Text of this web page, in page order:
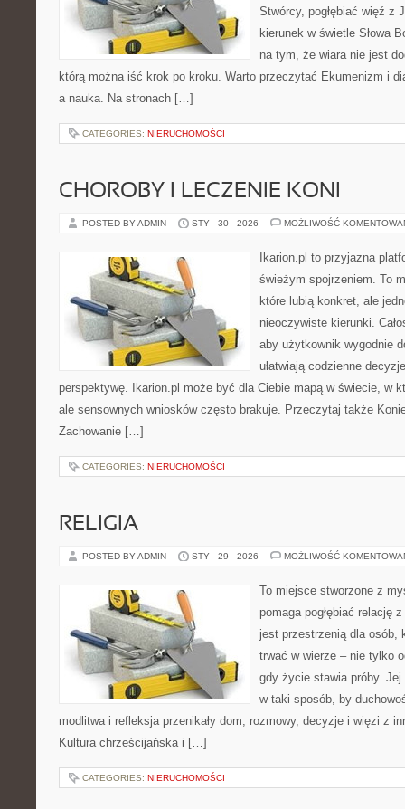
Stwórcy, pogłębiać więź z
kierunek w świetle Słowa
na tym, że wiara nie jest
którą można iść krok po kroku. Warto przeczytać Ekumenizm i
a nauka. Na stronach […]
CATEGORIES: NIERUCHOMOŚCI
CHOROBY I LECZENIE KONI
POSTED BY ADMIN STY - 30 - 2026 MOŻLIWOŚĆ
Ikarion.pl to przyjazna
świeżym spojrzeniem. To
które lubią konkret, ale
nieoczywiste kierunki.
aby użytkownik wygodnie
ułatwiają codzienne
perspektywę. Ikarion.pl może być dla Ciebie mapą w świecie, w
ale sensownych wniosków często brakuje. Przeczytaj także
Zachowanie […]
CATEGORIES: NIERUCHOMOŚCI
RELIGIA
POSTED BY ADMIN STY - 29 - 2026 MOŻLIWOŚĆ
To miejsce stworzone z
pomaga pogłębiać relację
jest przestrzenią dla osób,
trwać w wierze – nie tylko
gdy życie stawia próby.
w taki sposób, by
modlitwa i refleksja przenikały dom, rozmowy, decyzje i więzi z
Kultura chrześcijańska i […]
CATEGORIES: NIERUCHOMOŚCI